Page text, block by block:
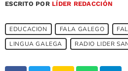
ESCRITO POR LÍDER REDACCIÓN
EDUCACION FALA GALEGO
LINGUA GALEGA
RADIO LIDER